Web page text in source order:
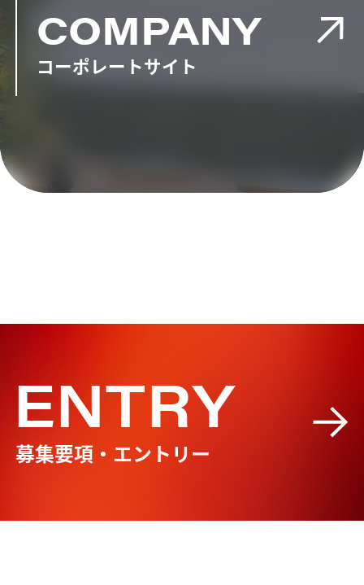
COMPANY
コーポレートサイト
ENTRY
募集要項・エントリー